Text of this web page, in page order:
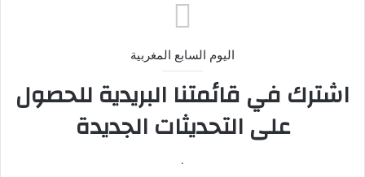
اليوم السابع المغربية
اشترك في قائمتنا البريدية للحصول
على التحديثات الجديدة
.